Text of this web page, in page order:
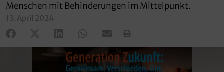
Menschen mit Behinderungen im Mittelpunkt.
13. April 2024